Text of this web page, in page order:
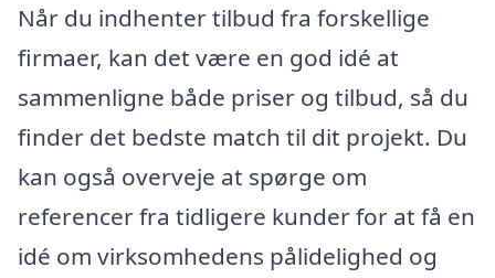
Når du indhenter tilbud fra forskellige
firmaer, kan det være en god idé at
sammenligne både priser og tilbud, så du
finder det bedste match til dit projekt. Du
kan også overveje at spørge om
referencer fra tidligere kunder for at få en
idé om virksomhedens pålidelighed og